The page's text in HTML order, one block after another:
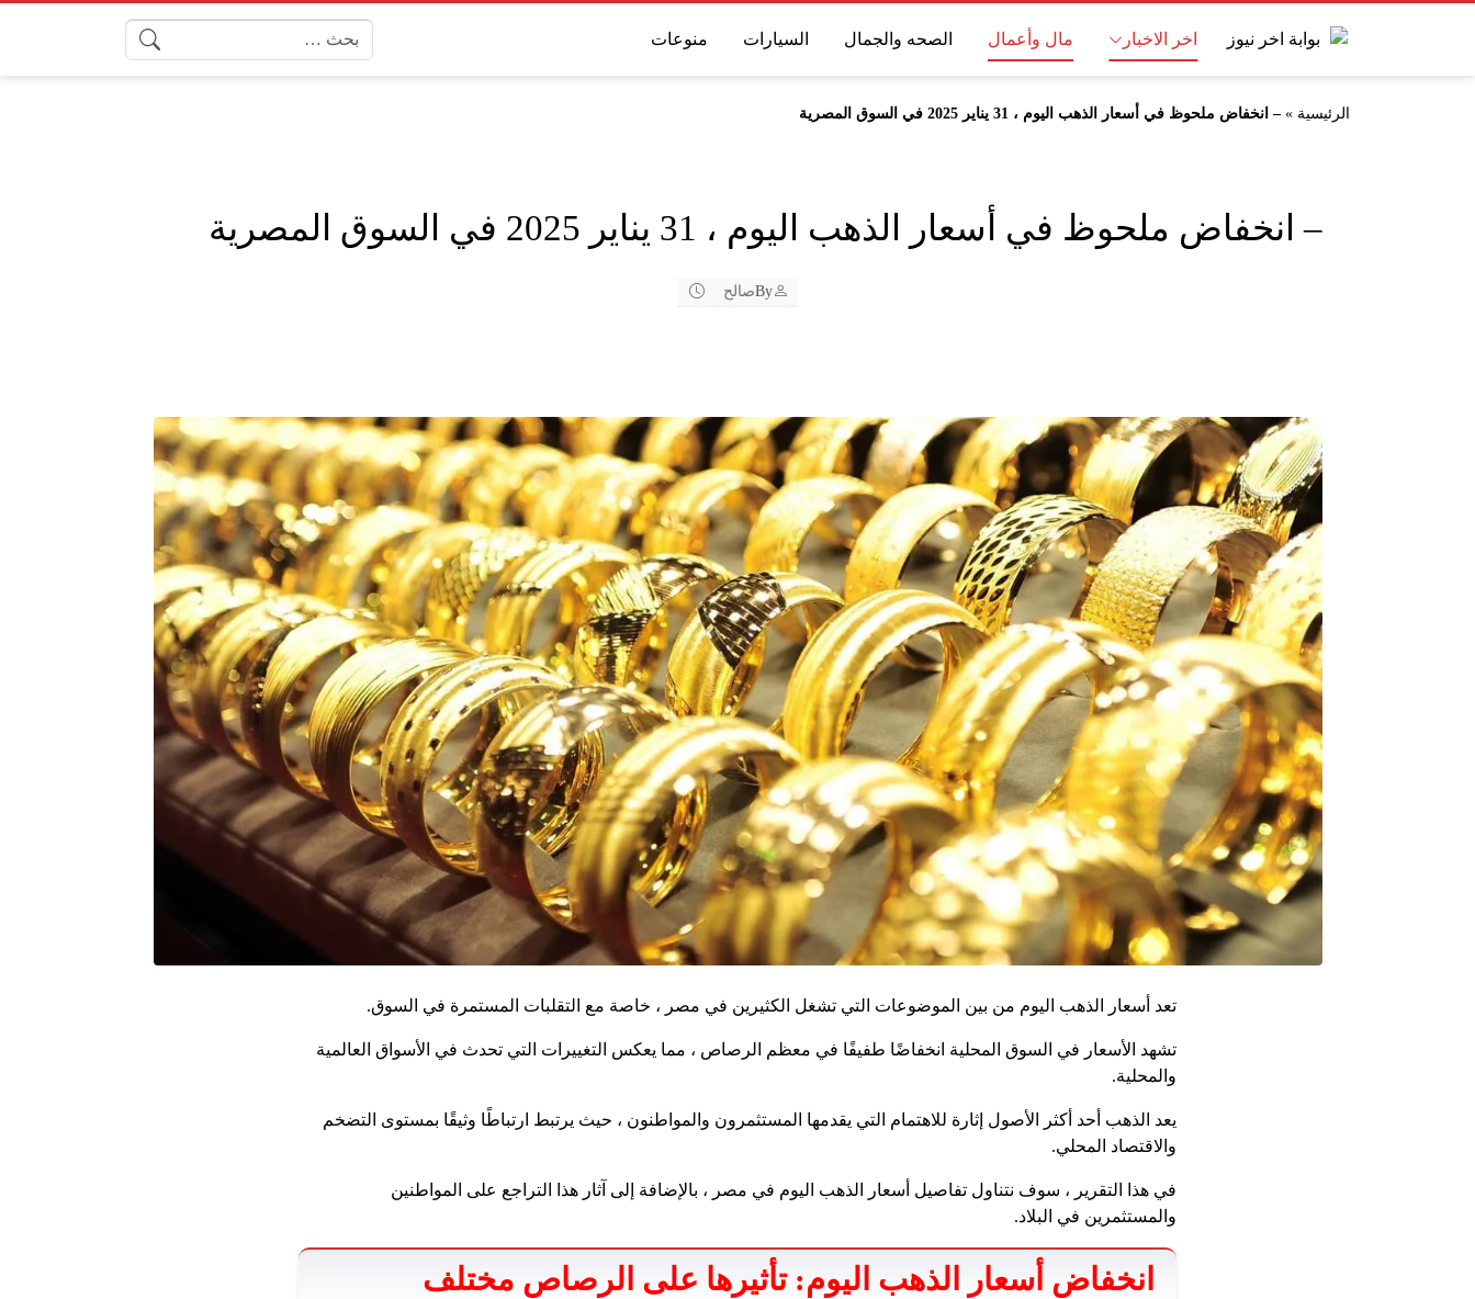
اخر الاخبار مال وأعمال الصحه والجمال السيارات منوعات
الرئيسية »– انخفاض ملحوظ في أسعار الذهب اليوم ، 31 يناير 2025 في السوق المصرية
– انخفاض ملحوظ في أسعار الذهب اليوم ، 31 يناير 2025 في السوق المصرية
Byصالح
تعد أسعار الذهب اليوم من بين الموضوعات التي تشغل الكثيرين في مصر ، خاصة مع التقلبات المستمرة في السوق.
تشهد الأسعار في السوق المحلية انخفاضًا طفيفًا في معظم الرصاص ، مما يعكس التغييرات التي تحدث في الأسواق العالمية
والمحلية.
يعد الذهب أحد أكثر الأصول إثارة للاهتمام التي يقدمها المستثمرون والمواطنون ، حيث يرتبط ارتباطًا وثيقًا بمستوى التضخم
والاقتصاد المحلي.
في هذا التقرير ، سوف نتناول تفاصيل أسعار الذهب اليوم في مصر ، بالإضافة إلى آثار هذا التراجع على المواطنين
والمستثمرين في البلاد.
انخفاض أسعار الذهب اليوم: تأثيرها على الرصاص مختلف